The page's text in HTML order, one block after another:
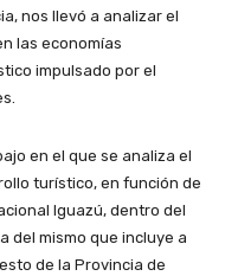
nos llevó a analizar el
las economías
impulsado por el
en el que se analiza el
turístico, en función de
Iguazú, dentro del
del mismo que incluye a
de la Provincia de